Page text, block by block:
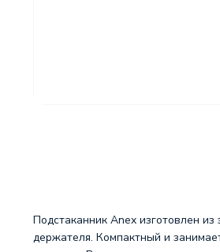
Подстаканник Anex изготовлен
держателя. Компактный и